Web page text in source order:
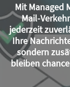
MitManaged
Mail-
jederzeit
Ihre
sondern
bleiben